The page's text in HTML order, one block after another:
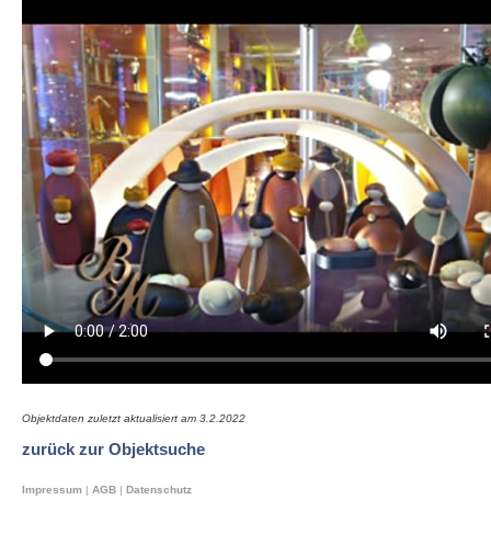
Objektdaten zuletzt aktualisiert am 3.2.2022
zurück zur Objektsuche
Impressum | AGB | Datenschutz